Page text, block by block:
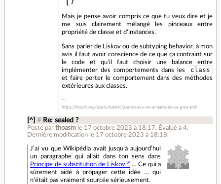
Mais je pense avoir compris ce que tu veux dire et je
me suis clairement mélangé les pinceaux entre
propriété de classe et d'instances.
Sans parler de Liskov ou de subtyping behavior, à mon
avis il faut avoir conscience de ce que ça contraint sur
le code et qu'il faut choisir une balance entre
implémenter des comportements dans les
class
et faire porter le comportement dans des méthodes
extérieures aux classes.
https://linuxfr.org/users/barmic/journaux/y-en-a-marre-de-ce-gros-troll
[^] # Re: sealed ?
Posté parthoasm le 17 octobre 2023 à 18:17. Évalué à4.
Dernière modification le 17 octobre 2023 à 18:18.
J’ai vu que Wikipédia avait jusqu’à aujourd’hui
un paragraphe qui allait dans ton sens dans
Principe de substitution de Liskov
… Ce qui a
sûrement aidé à propager cette idée … qui
n’était pas vraiment sourcée sérieusement.